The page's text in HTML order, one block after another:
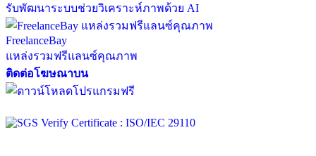
รับพัฒนาระบบช่วยวิเคราะห์ภาพด้วย AI
FreelanceBay
แหล่งรวมฟรีแลนซ์คุณภาพ
ติดต่อโฆษณาบน